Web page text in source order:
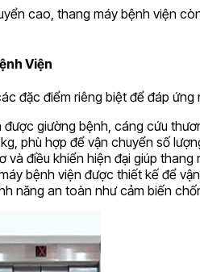
cao, thang máy bệnh viện
Viện
đặc điểm riêng biệt để đáp
được giường bệnh, cáng cứu
phù hợp để vận chuyển số
và điều khiển hiện đại giúp
bệnh viện được thiết kế để
năng an toàn như cảm biến